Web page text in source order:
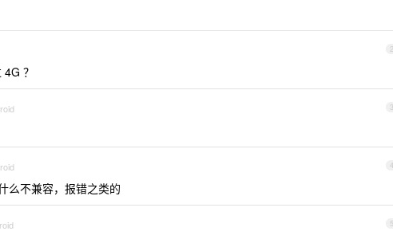
2
？
3
4
么不兼容，报错之类的
5